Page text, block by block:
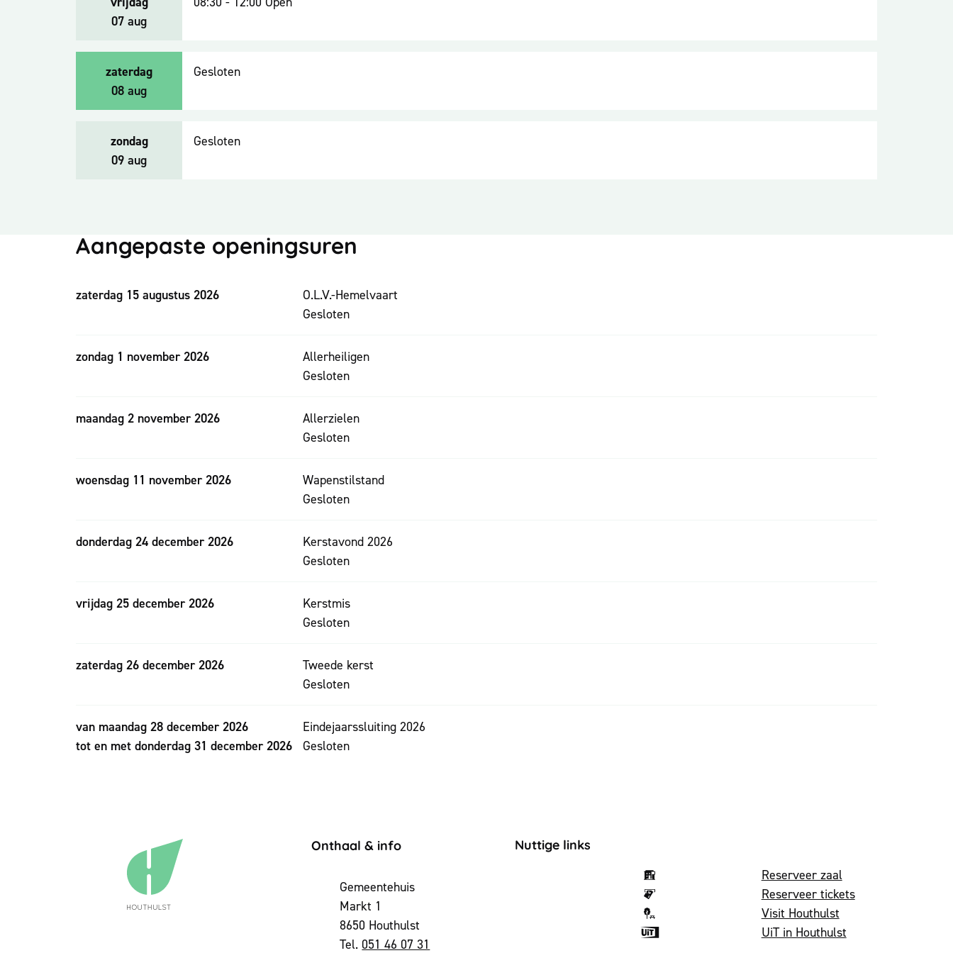
07 aug
2026
zaterdag
08 aug
2026
Gesloten
zondag
09 aug
2026
Gesloten
Aangepaste openingsuren
zaterdag 15 augustus 2026
O.L.V.-Hemelvaart
Gesloten
zondag 1 november 2026
Allerheiligen
Gesloten
maandag 2 november 2026
Allerzielen
Gesloten
woensdag 11 november 2026
Wapenstilstand
Gesloten
donderdag 24 december 2026
Kerstavond 2026
Gesloten
vrijdag 25 december 2026
Kerstmis
Gesloten
zaterdag 26 december 2026
Tweede kerst
Gesloten
van maandag 28 december 2026
tot en met donderdag 31 december 2026
Eindejaarssluiting 2026
Gesloten
Contact & openingsuren
Onthaal & info
AdresGemeentehuis
Markt 1
,8650 Houthulst
051 46 07 31
Nuttige links
Reserveer zaal
Reserveer tickets
Visit Houthulst
UiT in Houthulst